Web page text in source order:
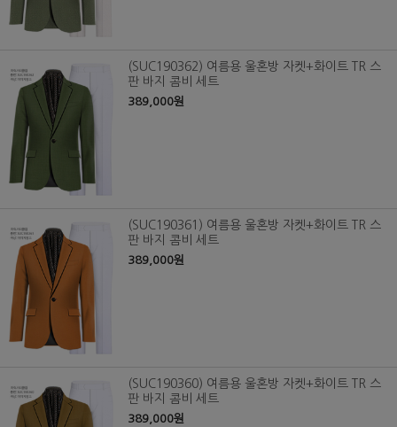
(SUC190362) 여름용 울혼방 자켓+화이트 TR 스
판 바지 콤비 세트
389,000원
(SUC190361) 여름용 울혼방 자켓+화이트 TR 스
판 바지 콤비 세트
389,000원
(SUC190360) 여름용 울혼방 자켓+화이트 TR 스
판 바지 콤비 세트
389,000원